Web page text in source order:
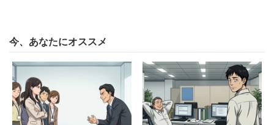
2位は「主婦・主夫」（57％）で、「子供や夫が家にいる
から炊事、家事が大変に」といった声もあった。3位は
「パート・アルバイト」（56％）。時給制で働くパート・
アルバイトの場合、祝日が増えることで勤務日数が減少
し、収入が大きく減ってしまう可能性がある。このほかサ
今、あなたにオススメ